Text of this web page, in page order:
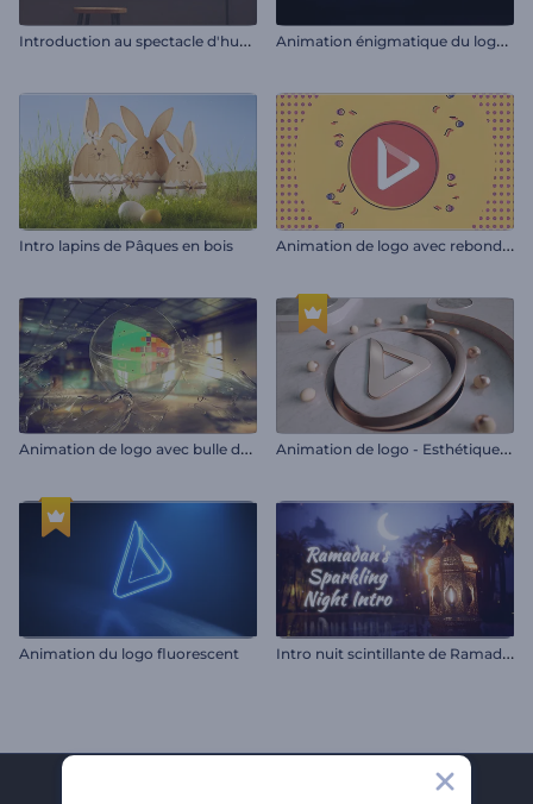
I
ntroduction au spectacle d'humour A
nimation énigmatique du logo en fumée
Intro lapins de Pâques en bois A
nimation de logo avec rebond en 2D
A
nimation de logo avec bulle de liquide A
nimation de logo - Esthétique du marbre
Animation du logo fluorescent I
ntro nuit scintillante de Ramadan